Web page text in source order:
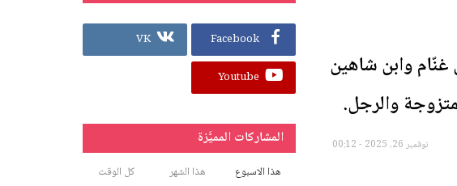
غنّام وابن شاهين
والرجل.
نوفمبر 26, 2025 - 00:12
Facebook
VK
Youtube
المشاركات المميَّزة
هذا الاسبوع هذا الشهر كل الوقت